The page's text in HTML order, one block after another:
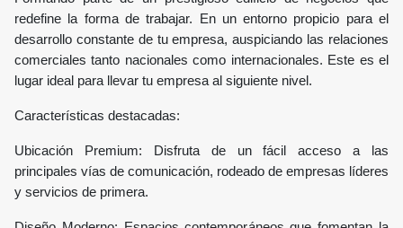
redefine la forma de trabajar. En un entorno propicio para el
desarrollo constante de tu empresa, auspiciando las relaciones
comerciales tanto nacionales como internacionales. Este es el
lugar ideal para llevar tu empresa al siguiente nivel.
Características destacadas:
Ubicación Premium: Disfruta de un fácil acceso a las
principales vías de comunicación, rodeado de empresas líderes
y servicios de primera.